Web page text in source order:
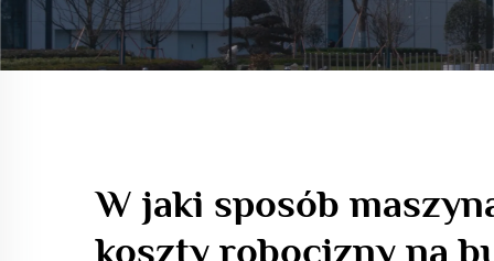
W jaki sposób
koszty robocizny na